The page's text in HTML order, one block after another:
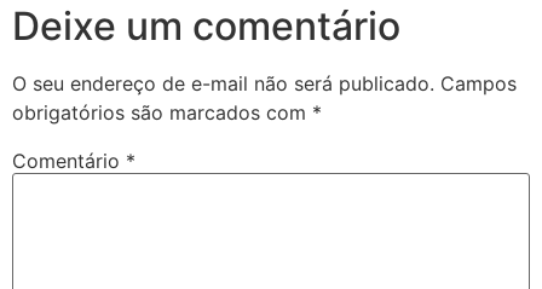
Deixe um comentário
O seu endereço de e-mail não será publicado. Campos
obrigatórios são marcados com *
Comentário *